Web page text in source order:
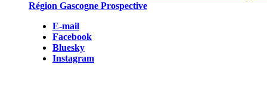
Région Gascogne Prospective
E-mail
Facebook
Bluesky
Instagram